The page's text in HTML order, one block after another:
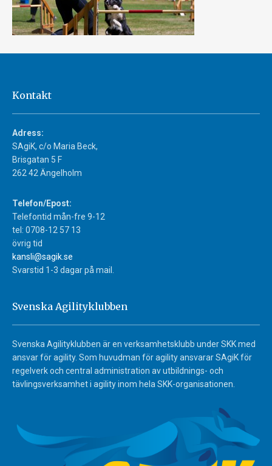
Kontakt
Adress:
SAgiK, c/o Maria Beck,
Brisgatan 5 F
262 42 Ängelholm
Telefon/Epost:
Telefontid mån-fre 9-12
tel: 0708-12 57 13
övrig tid
kansli@sagik.se
Svarstid 1-3 dagar på mail.
Svenska Agilityklubben
Svenska Agilityklubben är en verksamhetsklubb under SKK med
ansvar för agility. Som huvudman för agility ansvarar SAgiK för
regelverk och central administration av utbildnings- och
tävlingsverksamhet i agility inom hela SKK-organisationen.